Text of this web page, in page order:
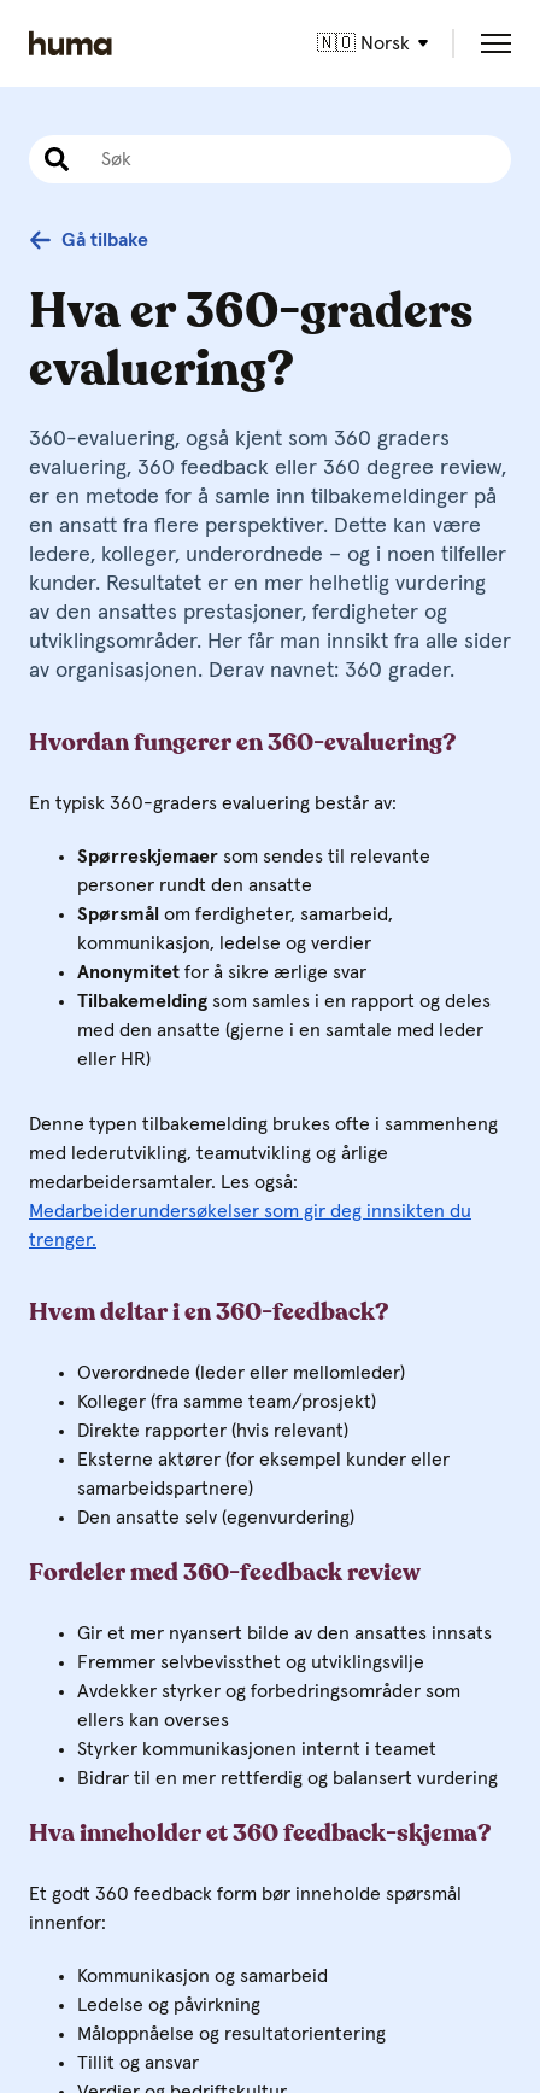
🇳🇴 Norsk
Gå tilbake
Hva er 360-graders
evaluering?
360-evaluering, også kjent som 360 graders
evaluering, 360 feedback eller 360 degree review,
er en metode for å samle inn tilbakemeldinger på
en ansatt fra flere perspektiver. Dette kan være
ledere, kolleger, underordnede – og i noen tilfeller
kunder. Resultatet er en mer helhetlig vurdering
av den ansattes prestasjoner, ferdigheter og
utviklingsområder. Her får man innsikt fra alle sider
av organisasjonen. Derav navnet: 360 grader.
Hvordan fungerer en 360-evaluering?
En typisk 360-graders evaluering består av:
Spørreskjemaer som sendes til relevante
personer rundt den ansatte
Spørsmål om ferdigheter, samarbeid,
kommunikasjon, ledelse og verdier
Anonymitet for å sikre ærlige svar
Tilbakemelding som samles i en rapport og deles
med den ansatte (gjerne i en samtale med leder
eller HR)
Denne typen tilbakemelding brukes ofte i sammenheng
med lederutvikling, teamutvikling og årlige
medarbeidersamtaler. Les også:
Medarbeiderundersøkelser som gir deg innsikten du
trenger.
Hvem deltar i en 360-feedback?
Overordnede (leder eller mellomleder)
Kolleger (fra samme team/prosjekt)
Direkte rapporter (hvis relevant)
Eksterne aktører (for eksempel kunder eller
samarbeidspartnere)
Den ansatte selv (egenvurdering)
Fordeler med 360-feedback review
Gir et mer nyansert bilde av den ansattes innsats
Fremmer selvbevissthet og utviklingsvilje
Avdekker styrker og forbedringsområder som
ellers kan overses
Styrker kommunikasjonen internt i teamet
Bidrar til en mer rettferdig og balansert vurdering
Hva inneholder et 360 feedback-skjema?
Et godt 360 feedback form bør inneholde spørsmål
innenfor:
Kommunikasjon og samarbeid
Ledelse og påvirkning
Måloppnåelse og resultatorientering
Tillit og ansvar